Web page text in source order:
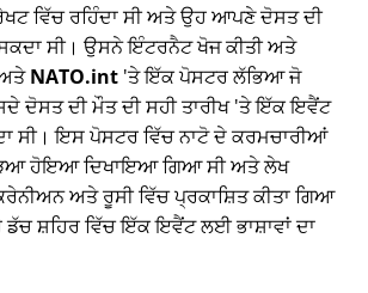
ਵਿੱਚ ਰਹਿੰਦਾ ਸੀ ਅਤੇ ਉਹ ਆਪਣੇ ਦੋਸਤ ਦੀ
ਸੀ। ਉਸਨੇ ਇੰਟਰਨੈਟ ਖੋਜ ਕੀਤੀ ਅਤੇ
NATO.int 'ਤੇ ਇੱਕ ਪੋਸਟਰ ਲੱਭਿਆ ਜੋ
ਦੋਸਤ ਦੀ ਮੌਤ ਦੀ ਸਹੀ ਤਾਰੀਖ 'ਤੇ ਇੱਕ ਇਵੈਂਟ
ਸੀ। ਇਸ ਪੋਸਟਰ ਵਿੱਚ ਨਾਟੋ ਦੇ ਕਰਮਚਾਰੀਆਂ
ਹੋਇਆ ਦਿਖਾਇਆ ਗਿਆ ਸੀ ਅਤੇ ਲੇਖ
ਅਤੇ ਰੂਸੀ ਵਿੱਚ ਪ੍ਰਕਾਸ਼ਿਤ ਕੀਤਾ ਗਿਆ
ਡੱਚ ਸ਼ਹਿਰ ਵਿੱਚ ਇੱਕ ਇਵੈਂਟ ਲਈ ਭਾਸ਼ਾਵਾਂ ਦਾ